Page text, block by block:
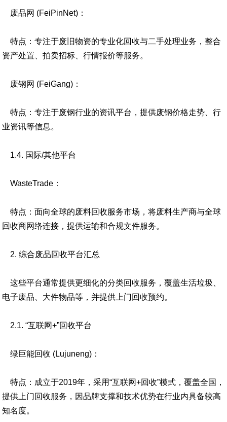
废品网 (FeiPinNet)：
特点：专注于废旧物资的专业化回收与二手处理业务，整合
资产处置、拍卖招标、行情报价等服务。
废钢网 (FeiGang)：
特点：专注于废钢行业的资讯平台，提供废钢价格走势、行
业资讯等信息。
1.4. 国际/其他平台
WasteTrade：
特点：面向全球的废料回收服务市场，将废料生产商与全球
回收商网络连接，提供运输和合规文件服务。
2. 综合废品回收平台汇总
这些平台通常提供更细化的分类回收服务，覆盖生活垃圾、
电子废品、大件物品等，并提供上门回收预约。
2.1. “互联网+”回收平台
绿巨能回收 (Lujuneng)：
特点：成立于2019年，采用“互联网+回收”模式，覆盖全国，
提供上门回收服务，因品牌支撑和技术优势在行业内具备较高
知名度。